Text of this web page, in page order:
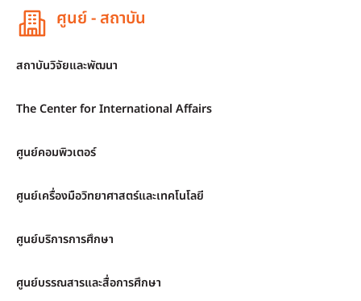
ศูนย์ - สถาบัน
สถาบันวิจัยและพัฒนา
The Center for International Affairs
ศูนย์คอมพิวเตอร์
ศูนย์เครื่องมือวิทยาศาสตร์และเทคโนโลยี
ศูนย์บริการการศึกษา
ศูนย์บรรณสารและสื่อการศึกษา